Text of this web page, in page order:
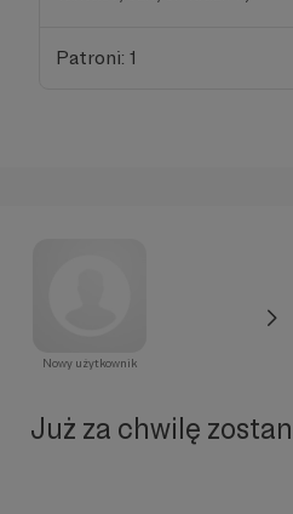
Patroni: 1
Nowy użytkownik
Już za chwilę